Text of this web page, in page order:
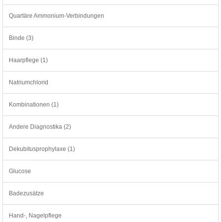
Quartäre Ammonium-Verbindungen
Binde (3)
Haarpflege (1)
Natriumchlorid
Kombinationen (1)
Andere Diagnostika (2)
Dekubitusprophylaxe (1)
Glucose
Badezusätze
Hand-, Nagelpflege